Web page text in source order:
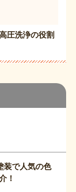
装で人気の色
！
圧洗浄の役割